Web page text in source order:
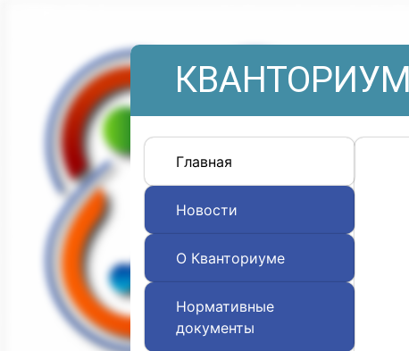
Главная
Новости
О Кванториуме
Нормативные
документы